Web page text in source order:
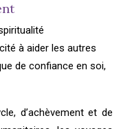
à aider les autres
de confiance en soi,
d’achèvement et de